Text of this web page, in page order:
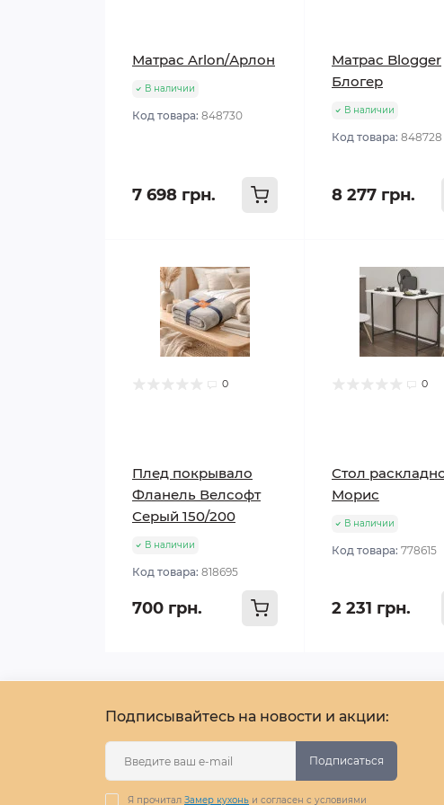
Матрас Arlon/Арлон
В наличии
Код товара: 848730
7 698 грн.
Матрас Blogger
Блогер
В наличии
Код товара: 848728
8 277 грн.
0
Плед покрывало
Фланель Велсофт
Серый 150/200
В наличии
Код товара: 818695
700 грн.
0
Стол
Морис
В наличии
Код товара: 778615
2 231 грн.
Подписывайтесь на новости и акции:
Подписаться
Я прочитал Замер кухонь и согласен с условиями